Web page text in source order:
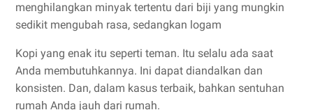
menghilangkan minyak tertentu dari biji yang mungkin
sedikit mengubah rasa, sedangkan logam
Kopi yang enak itu seperti teman. Itu selalu ada saat
Anda membutuhkannya. Ini dapat diandalkan dan
konsisten. Dan, dalam kasus terbaik, bahkan sentuhan
rumah Anda jauh dari rumah.